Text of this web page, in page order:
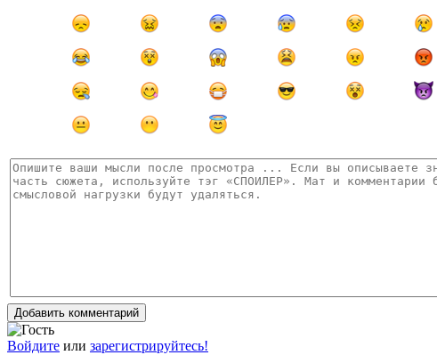
Добавить комментарий
Войдите или зарегистрируйтесь!